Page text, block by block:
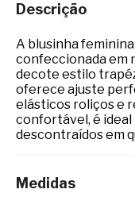
Descrição
A blusinha
confeccionada em
decote estilo
oferece ajuste
elásticos roliços e
confortável, é ideal
descontraídos em
Medidas